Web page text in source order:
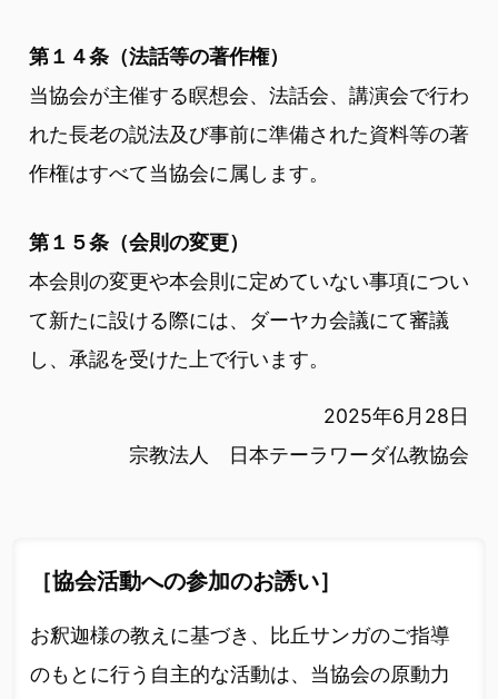
第１４条（法話等の著作権）
当協会が主催する瞑想会、法話会、講演会で行わ
れた長老の説法及び事前に準備された資料等の著
作権はすべて当協会に属します。
第１５条（会則の変更）
本会則の変更や本会則に定めていない事項につい
て新たに設ける際には、ダーヤカ会議にて審議
し、承認を受けた上で行います。
2025年6月28日
宗教法人 日本テーラワーダ仏教協会
［協会活動への参加のお誘い］
お釈迦様の教えに基づき、比丘サンガのご指導
のもとに行う自主的な活動は、当協会の原動力